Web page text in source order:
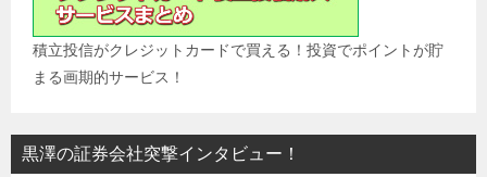
積立投信がクレジットカードで買える！投資でポイントが貯
まる画期的サービス！
黒澤の証券会社突撃インタビュー！